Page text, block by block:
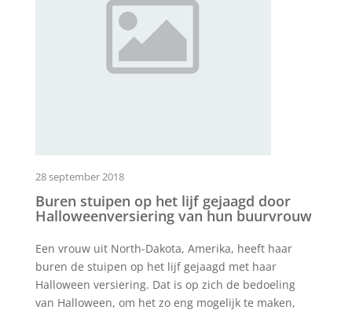
28 september 2018
Buren stuipen op het lijf gejaagd door
Halloweenversiering van hun buurvrouw
Een vrouw uit North-Dakota, Amerika, heeft haar
buren de stuipen op het lijf gejaagd met haar
Halloween versiering. Dat is op zich de bedoeling
van Halloween, om het zo eng mogelijk te maken,